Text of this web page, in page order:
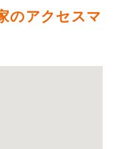
のアクセスマ